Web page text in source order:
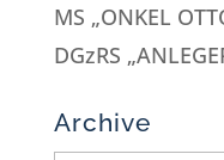
MS „ONKEL
DGzRS
Archive